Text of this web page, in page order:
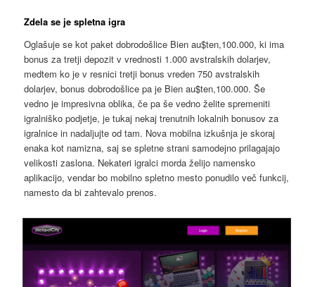
Zdela se je spletna igra
Oglašuje se kot paket dobrodošlice Bien au$ten,100.000, ki ima
bonus za tretji depozit v vrednosti 1.000 avstralskih dolarjev,
medtem ko je v resnici tretji bonus vreden 750 avstralskih
dolarjev, bonus dobrodošlice pa je Bien au$ten,100.000. Še
vedno je impresivna oblika, če pa še vedno želite spremeniti
igralniško podjetje, je tukaj nekaj trenutnih lokalnih bonusov za
igralnice in nadaljujte od tam. Nova mobilna izkušnja je skoraj
enaka kot namizna, saj se spletne strani samodejno prilagajajo
velikosti zaslona. Nekateri igralci morda želijo namensko
aplikacijo, vendar bo mobilno spletno mesto ponudilo več funkcij,
namesto da bi zahtevalo prenos.